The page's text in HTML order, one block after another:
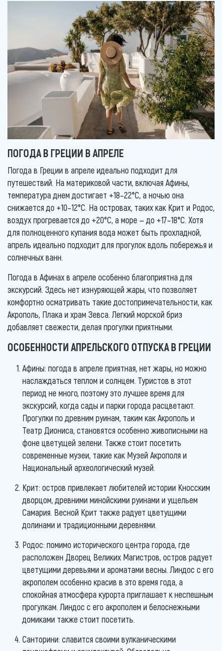
ПОГОДА В ГРЕЦИИ В АПРЕЛЕ
Погода в Греции в апреле идеально подходит для
путешествий. На материковой части, включая Афины,
температура днем достигает +18–22°C, а ночью она
снижается до +10–12°C. На островах, таких как Крит и Родос,
воздух прогревается до +20°C, а море — до +17–18°C. Хотя
для полноценного купания вода может быть прохладной,
апрель идеально подходит для прогулок вдоль побережья и
солнечных ванн.
Погода в Афинах в апреле особенно благоприятна для
экскурсий. Здесь нет изнуряющей жары, что позволяет
комфортно осматривать такие достопримечательности, как
Акрополь, Плака и храм Зевса. Легкий морской бриз
добавляет свежести, делая прогулки приятными.
ОСОБЕННОСТИ АПРЕЛЬСКОГО ОТПУСКА В ГРЕЦИИ
Афины: погода в апреле приятная, нет жары, но можно
наслаждаться теплом и солнцем. Туристов в этот
период не много, поэтому это лучшее время для
экскурсий, когда сады и парки города расцветают.
Прогулки по древним руинам, таким как Акрополь и
Театр Диониса, становятся особенно живописными на
фоне цветущей зелени. Также стоит посетить
современные музеи, такие как Музей Акрополя и
Национальный археологический музей.
Крит: остров привлекает любителей истории Кносским
дворцом, древними минойскими руинами и ущельем
Самария. Весной Крит также радует цветущими
долинами и традиционными деревнями.
Родос: помимо исторического центра города, где
расположен Дворец Великих Магистров, остров радует
цветущими деревьями и ароматами весны. Линдос с его
акрополем особенно красив в это время года, а
спокойная атмосфера курорта приглашает к неспешным
прогулкам. Линдос с его акрополем и белоснежными
домиками также стоит посетить.
Санторини: славится своими вулканическими